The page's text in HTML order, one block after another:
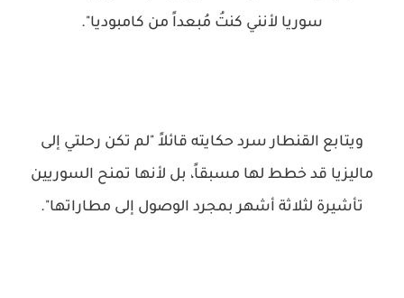
سوريا لأنني كنتُ مُبعداً من كامبوديا".
ويتابع القنطار سرد حكايته قائلاً "لم تكن رحلتي إلى
ماليزيا قد خطط لها مسبقاً، بل لأنها تمنح السوريين
تأشيرة لثلاثة أشهر بمجرد الوصول إلى مطاراتها".